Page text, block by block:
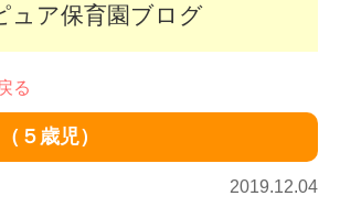
ュア保育園ブログ
る
５歳児）
2019.12.04